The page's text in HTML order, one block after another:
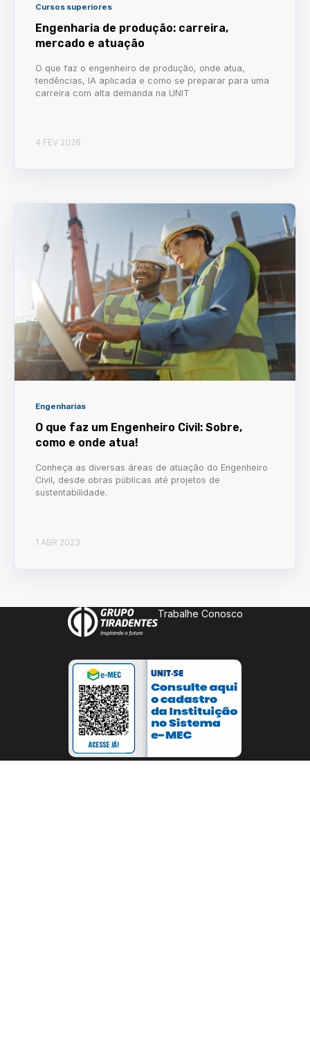
Cursos superiores
Engenharia de produção: carreira,
mercado e atuação
O que faz o engenheiro de produção, onde atua,
tendências, IA aplicada e como se preparar para uma
carreira com alta demanda na UNIT
4 FEV 2026
Engenharias
O que faz um Engenheiro Civil: Sobre,
como e onde atua!
Conheça as diversas áreas de atuação do Engenheiro
Civil, desde obras públicas até projetos de
sustentabilidade.
1 ABR 2023
Trabalhe Conosco